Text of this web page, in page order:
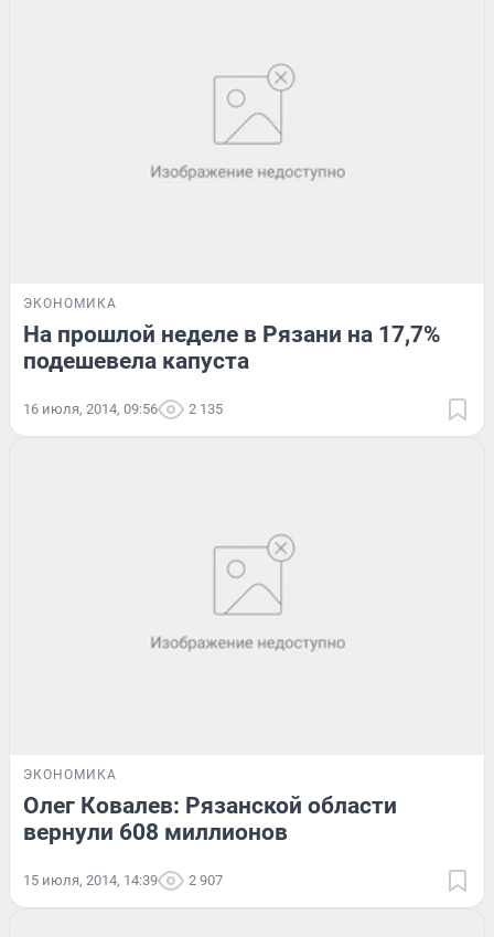
ЭКОНОМИКА
На прошлой неделе в Рязани на 17,7%
подешевела капуста
16 июля, 2014, 09:56 2 135
ЭКОНОМИКА
Олег Ковалев: Рязанской области
вернули 608 миллионов
15 июля, 2014, 14:39 2 907